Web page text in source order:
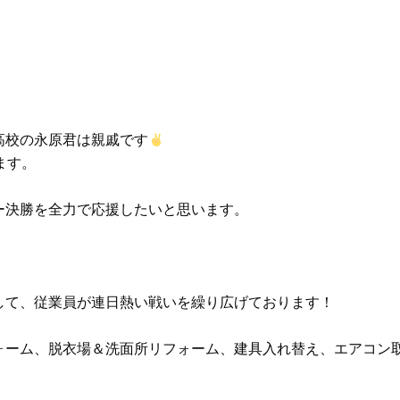
の永原君は親戚です
。
勝を全力で応援したいと思います。
、従業員が連日熱い戦いを繰り広げております！
ム、脱衣場＆洗面所リフォーム、建具入れ替え、エアコン